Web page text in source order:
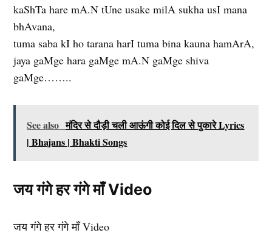
kaShTa hare mA.N tUne usake milA sukha usI mana
bhAvana,
tuma saba kI ho tarana harI tuma bina kauna hamArA,
jaya gaMge hara gaMge mA.N gaMge shiva
gaMge……..
See also मंदिर से दौड़ी चली आऊंगी कोई दिल से पुकारे Lyrics
| Bhajans | Bhakti Songs
जय गंगे हर गंगे माँ Video
जय गंगे हर गंगे माँ Video